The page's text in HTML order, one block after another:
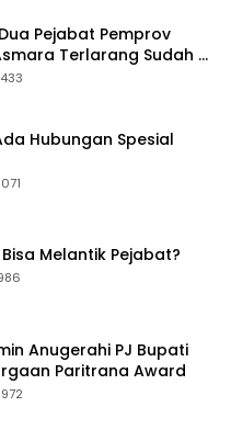
Terlarang Sudah di
Hubungan Spesial
Melantik Pejabat?
Anugerahi PJ Bupati
Paritrana Award
972